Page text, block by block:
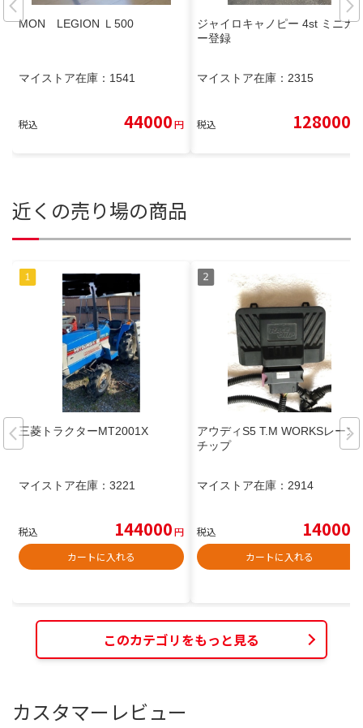
MON LEGION Ｌ500
マイストア在庫： 1541
税込 44000円
ジャイロキャノピー 4st ミニカ
ー登録
マイストア在庫： 2315
税込 128000
近くの売り場の商品
三菱トラクターMT2001X
マイストア在庫： 3221
税込 144000円
カートに入れる
アウディS5 T.M WORKSレース
チップ
マイストア在庫： 2914
税込 14000
カートに入れる
このカテゴリをもっと見る
カスタマーレビュー